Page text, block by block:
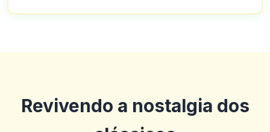
Revivendo a nostalgia dos